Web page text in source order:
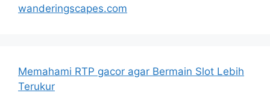
wanderingscapes.com
Memahami RTP gacor agar Bermain Slot Lebih
Terukur